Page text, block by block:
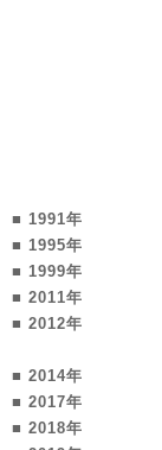
■ 1991年
■ 1995年
■ 1999年
■ 2011年
■ 2012年
■ 2014年
■ 2017年
■ 2018年